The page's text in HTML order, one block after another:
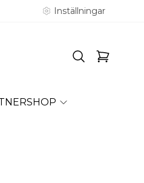
Inställningar